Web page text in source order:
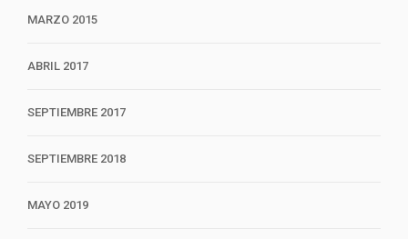
MARZO 2015
ABRIL 2017
SEPTIEMBRE 2017
SEPTIEMBRE 2018
MAYO 2019